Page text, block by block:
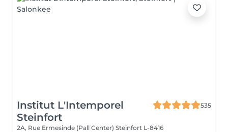
Institut L'Intemporel
Steinfort
535
2A, Rue Ermesinde (Pall Center) Steinfort L-8416